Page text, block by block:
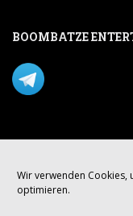
Wir verwenden Cookies,
optimieren.
BOOMBATZE
Mastodon